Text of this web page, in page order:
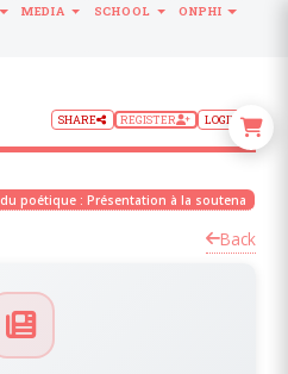
SHARE REGISTER LOGIN
poétique : Présentation à la soutena
Back
MEDIA SCHOOL ONPHI